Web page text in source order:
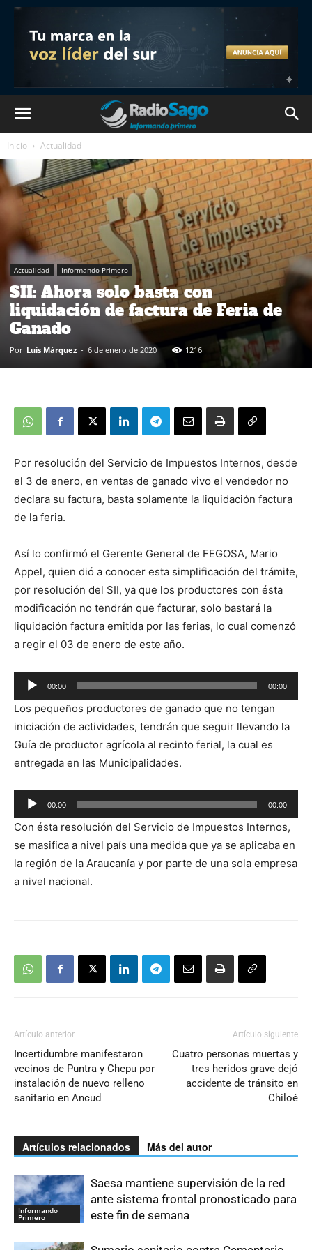
Inicio Actualidad
Actualidad Informando Primero
SII: Ahora solo basta con
liquidación de factura de Feria de
Ganado
Por Luis Márquez - 6 de enero de 2020 1216
Por resolución del Servicio de Impuestos Internos, desde
el 3 de enero, en ventas de ganado vivo el vendedor no
declara su factura, basta solamente la liquidación factura
de la feria.
Así lo confirmó el Gerente General de FEGOSA, Mario
Appel, quien dió a conocer esta simplificación del trámite,
por resolución del SII, ya que los productores con ésta
modificación no tendrán que facturar, solo bastará la
liquidación factura emitida por las ferias, lo cual comenzó
a regir el 03 de enero de este año.
Reproductor
de
audio
00:00 00:00
Los pequeños productores de ganado que no tengan
iniciación de actividades, tendrán que seguir llevando la
Guía de productor agrícola al recinto ferial, la cual es
entregada en las Municipalidades.
Reproductor
de
audio
00:00 00:00
Con ésta resolución del Servicio de Impuestos Internos,
se masifica a nivel país una medida que ya se aplicaba en
la región de la Araucanía y por parte de una sola empresa
a nivel nacional.
Artículo anterior
Incertidumbre manifestaron
vecinos de Puntra y Chepu por
instalación de nuevo relleno
sanitario en Ancud
Artículo siguiente
Cuatro personas muertas y
tres heridos grave dejó
accidente de tránsito en
Chiloé
Artículos relacionados Más del autor
Informando
Primero
Saesa mantiene supervisión de la red
ante sistema frontal pronosticado para
este fin de semana